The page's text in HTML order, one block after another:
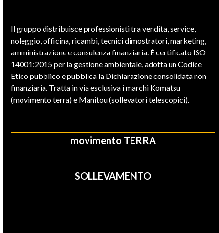
Il gruppo distribuisce professionisti tra vendita, service,
noleggio, officina, ricambi, tecnici dimostratori, marketing,
amministrazione e consulenza finanziaria. È certificato ISO
14001:2015 per la gestione ambientale, adotta un Codice
Etico pubblico e pubblica la Dichiarazione consolidata non
finanziaria. Tratta in via esclusiva i marchi Komatsu
(movimento terra) e Manitou (sollevatori telescopici).
movimento TERRA
SOLLEVAMENTO